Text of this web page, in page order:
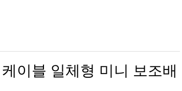
이블 일체형 미니 보조배